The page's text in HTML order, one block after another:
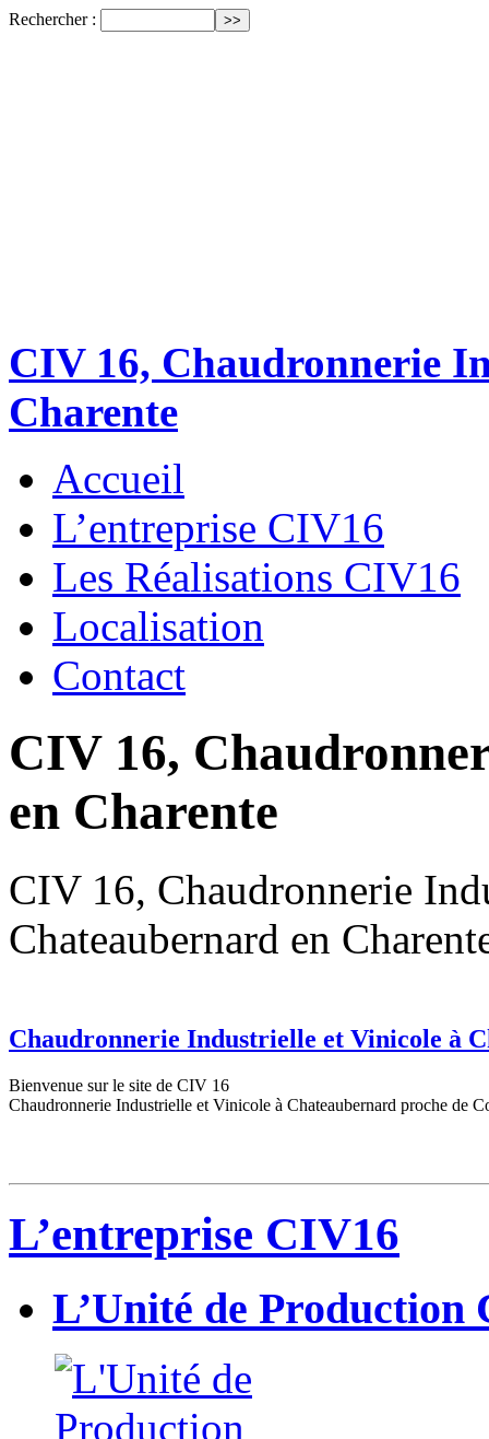
Rechercher :
CIV 16, Chaudronnerie
Charente
Accueil
L’entreprise CIV16
Les Réalisations CIV16
Localisation
Contact
CIV 16,
en Charente
CIV 16, Chaudronnerie
Chateaubernard en
Chaudronnerie Industrielle et Vinicole à
Bienvenue sur le site de CIV 16
Chaudronnerie Industrielle et Vinicole à Chateaubernard proche de
L’entreprise CIV16
L’Unité de Production